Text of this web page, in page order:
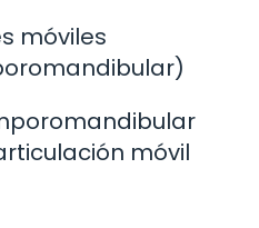
móviles
móvil